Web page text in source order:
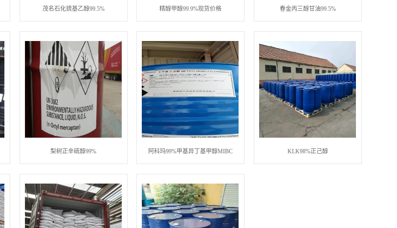
茂名石化巯基乙醇99.5% 精醇甲醇99.9%现货价格 春金丙三醇甘油99.5%
梨树正辛硫醇99% 阿科玛99%甲基异丁基甲醇MIBC KLK98%正己醇